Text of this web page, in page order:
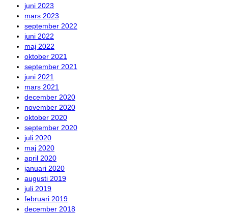
juni 2023
mars 2023
september 2022
juni 2022
maj 2022
oktober 2021
september 2021
juni 2021
mars 2021
december 2020
november 2020
oktober 2020
september 2020
juli 2020
maj 2020
april 2020
januari 2020
augusti 2019
juli 2019
februari 2019
december 2018